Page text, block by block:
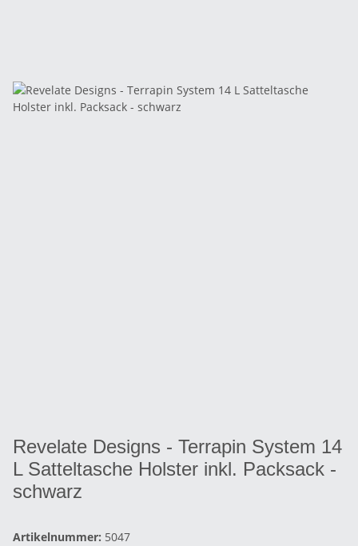
Revelate Designs - Terrapin System 14
L Satteltasche Holster inkl. Packsack -
schwarz
Artikelnummer: 5047